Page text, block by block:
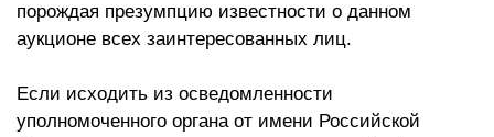
порождая презумпцию известности о данном
аукционе всех заинтересованных лиц.
Если исходить из осведомленности
уполномоченного органа от имени Российской